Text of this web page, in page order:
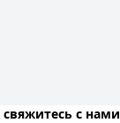
свяжитесь с нами